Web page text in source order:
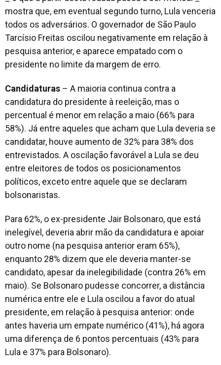
mostra que, em eventual segundo turno, Lula venceria
todos os adversários. O governador de São Paulo
Tarcísio Freitas oscilou negativamente em relação à
pesquisa anterior, e aparece empatado com o
presidente no limite da margem de erro.
Candidaturas – A maioria continua contra a
candidatura do presidente à reeleição, mas o
percentual é menor em relação a maio (66% para
58%). Já entre aqueles que acham que Lula deveria se
candidatar, houve aumento de 32% para 38% dos
entrevistados. A oscilação favorável a Lula se deu
entre eleitores de todos os posicionamentos
políticos, exceto entre aquele que se declaram
bolsonaristas.
Para 62%, o ex-presidente Jair Bolsonaro, que está
inelegível, deveria abrir mão da candidatura e apoiar
outro nome (na pesquisa anterior eram 65%),
enquanto 28% dizem que ele deveria manter-se
candidato, apesar da inelegibilidade (contra 26% em
maio). Se Bolsonaro pudesse concorrer, a distância
numérica entre ele e Lula oscilou a favor do atual
presidente, em relação à pesquisa anterior: onde
antes haveria um empate numérico (41%), há agora
uma diferença de 6 pontos percentuais (43% para
Lula e 37% para Bolsonaro).